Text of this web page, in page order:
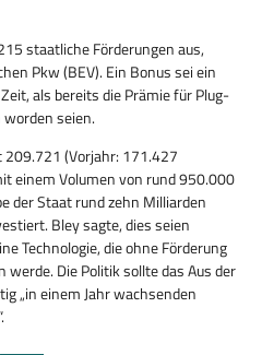
staatliche Förderungen aus,
Pkw (BEV). Ein Bonus sei ein
als bereits die Prämie für Plug-
seien.
209.721 (Vorjahr: 171.427
einem Volumen von rund 950.000
der Staat rund zehn Milliarden
Bley sagte, dies seien
Technologie, die ohne Förderung
Die Politik sollte das Aus der
„in einem Jahr wachsenden